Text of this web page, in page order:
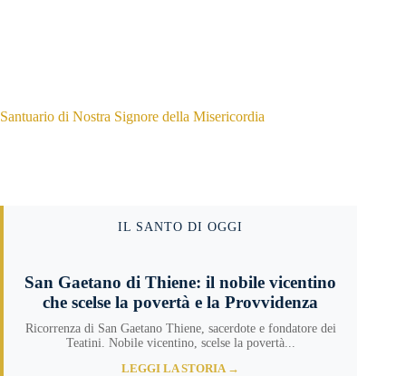
Santuario di Nostra Signore della Misericordia
IL SANTO DI OGGI
San Gaetano di Thiene: il nobile vicentino
che scelse la povertà e la Provvidenza
Ricorrenza di San Gaetano Thiene, sacerdote e fondatore dei
Teatini. Nobile vicentino, scelse la povertà...
LEGGI LA STORIA →